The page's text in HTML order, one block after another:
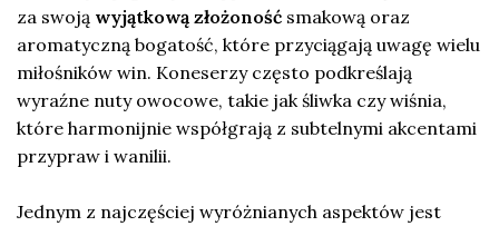
za swoją wyjątkową złożoność smakową oraz
aromatyczną bogatość, które przyciągają uwagę wielu
miłośników win. Koneserzy często podkreślają
wyraźne nuty owocowe, takie jak śliwka czy wiśnia,
które harmonijnie współgrają z subtelnymi akcentami
przypraw i wanilii.
Jednym z najczęściej wyróżnianych aspektów jest